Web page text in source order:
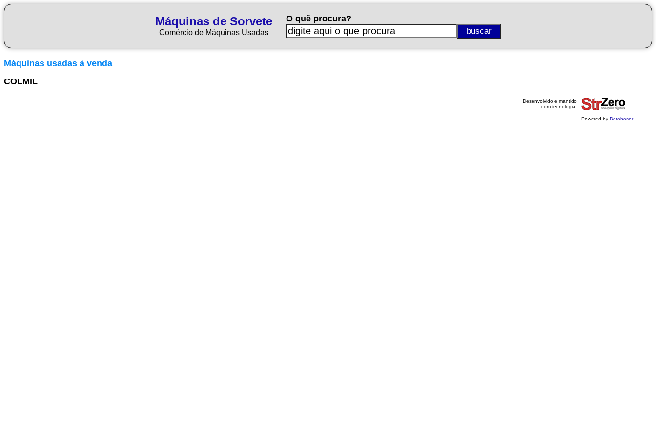
Máquinas de Sorvete
Comércio de Máquinas Usadas
O quê procura?
Máquinas usadas à venda
COLMIL
Desenvolvido e mantido
com tecnologia:
Powered by Databaser